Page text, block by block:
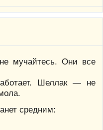
мучайтесь. Они все
Шеллак — не
средним: